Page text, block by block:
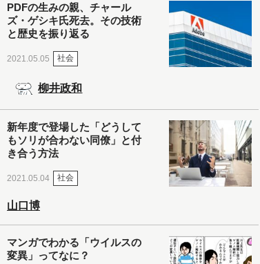
PDFの生みの親、チャール
ズ・ゲシキ氏死去。その技術
と歴史を振り返る
2021.05.05 社会
柳井政和
新年度で登場した「どうして
もソリが合わない同僚」と付
き合う方法
2021.05.04 社会
山口博
マンガでわかる「ウイルスの
変異」ってなに？